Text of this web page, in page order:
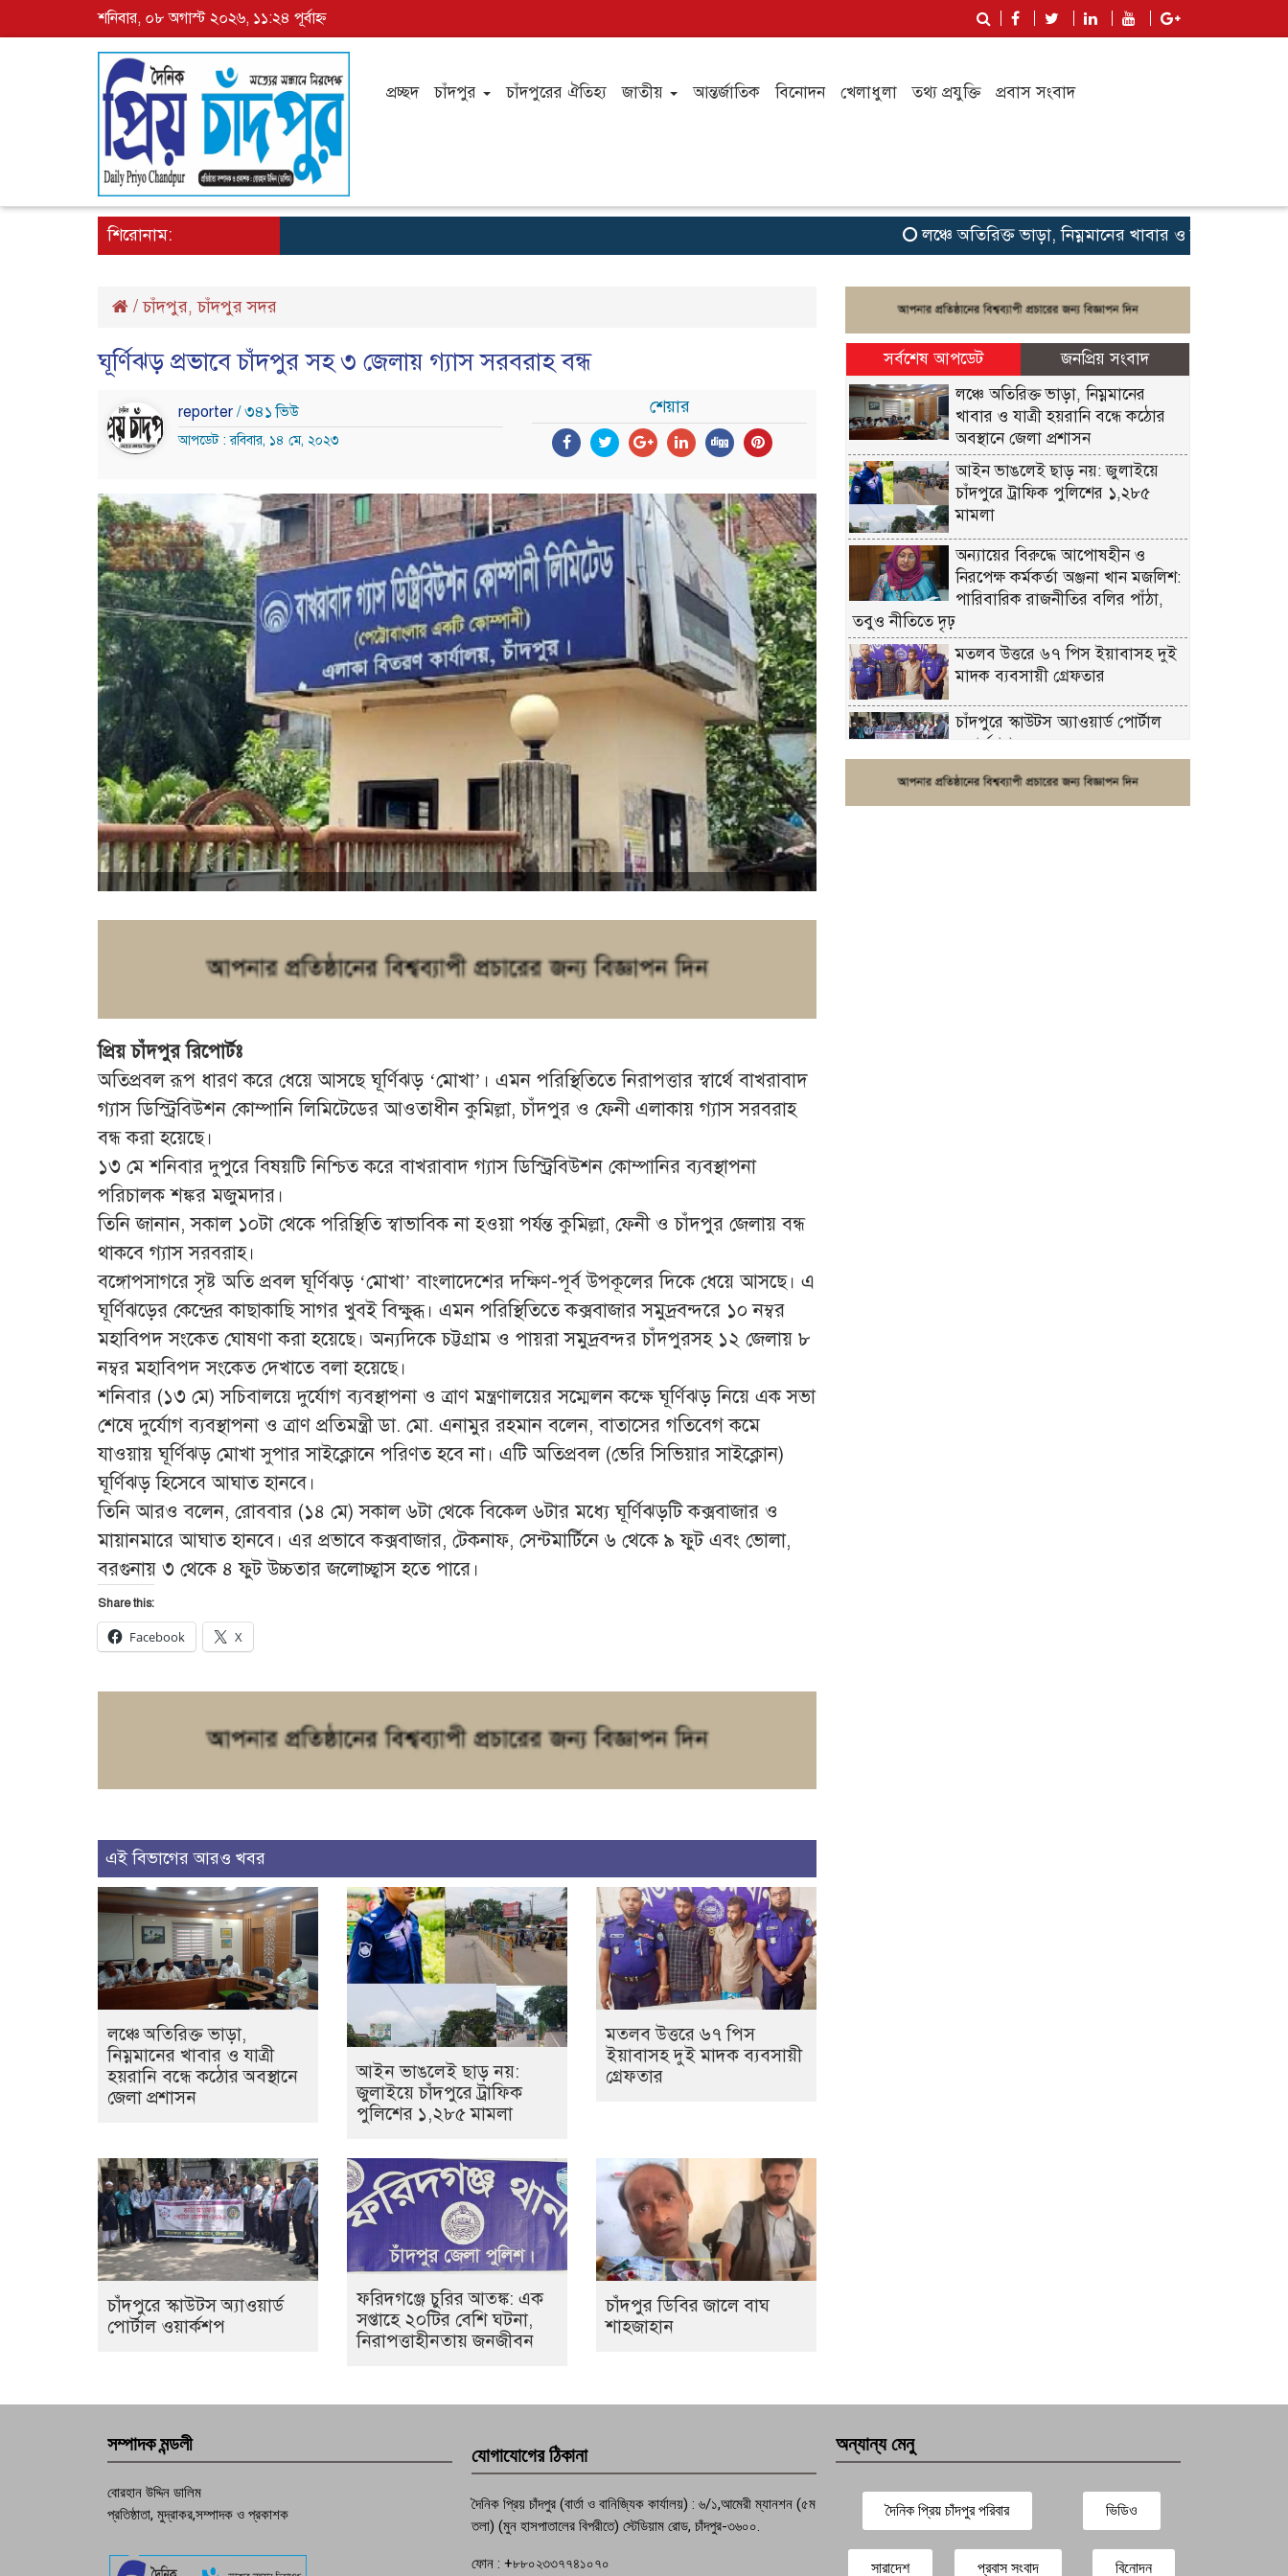
শনিবার, ০৮ অগাস্ট ২০২৬, ১১:২৪ পূর্বাহ্ন
প্রচ্ছদ চাঁদপুর চাঁদপুরের ঐতিহ্য জাতীয় আন্তর্জাতিক বিনোদন খেলাধুলা তথ্য প্রযুক্তি প্রবাস সংবাদ
শিরোনাম: লঞ্চে অতিরিক্ত ভাড়া, নিম্নমানের খাবার ও যাত্রী হয়রানি
/চাঁদপুর,চাঁদপুর সদর
ঘূর্ণিঝড় প্রভাবে চাঁদপুর সহ ৩ জেলায় গ্যাস সরবরাহ বন্ধ
reporter / ৩৪১ ভিউ
আপডেট : রবিবার, ১৪ মে, ২০২৩
শেয়ার
প্রিয় চাঁদপুর রিপোর্টঃ
অতিপ্রবল রূপ ধারণ করে ধেয়ে আসছে ঘূর্ণিঝড় ‘মোখা’। এমন পরিস্থিতিতে নিরাপত্তার স্বার্থে বাখরাবাদ
গ্যাস ডিস্ট্রিবিউশন কোম্পানি লিমিটেডের আওতাধীন কুমিল্লা, চাঁদপুর ও ফেনী এলাকায় গ্যাস সরবরাহ
বন্ধ করা হয়েছে।
১৩ মে শনিবার দুপুরে বিষয়টি নিশ্চিত করে বাখরাবাদ গ্যাস ডিস্ট্রিবিউশন কোম্পানির ব্যবস্থাপনা
পরিচালক শঙ্কর মজুমদার।
তিনি জানান, সকাল ১০টা থেকে পরিস্থিতি স্বাভাবিক না হওয়া পর্যন্ত কুমিল্লা, ফেনী ও চাঁদপুর জেলায় বন্ধ
থাকবে গ্যাস সরবরাহ।
বঙ্গোপসাগরে সৃষ্ট অতি প্রবল ঘূর্ণিঝড় ‘মোখা’ বাংলাদেশের দক্ষিণ-পূর্ব উপকূলের দিকে ধেয়ে আসছে। এ
ঘূর্ণিঝড়ের কেন্দ্রের কাছাকাছি সাগর খুবই বিক্ষুব্ধ। এমন পরিস্থিতিতে কক্সবাজার সমুদ্রবন্দরে ১০ নম্বর
মহাবিপদ সংকেত ঘোষণা করা হয়েছে। অন্যদিকে চট্টগ্রাম ও পায়রা সমুদ্রবন্দর চাঁদপুরসহ ১২ জেলায় ৮
নম্বর মহাবিপদ সংকেত দেখাতে বলা হয়েছে।
শনিবার (১৩ মে) সচিবালয়ে দুর্যোগ ব্যবস্থাপনা ও ত্রাণ মন্ত্রণালয়ের সম্মেলন কক্ষে ঘূর্ণিঝড় নিয়ে এক সভা
শেষে দুর্যোগ ব্যবস্থাপনা ও ত্রাণ প্রতিমন্ত্রী ডা. মো. এনামুর রহমান বলেন, বাতাসের গতিবেগ কমে
যাওয়ায় ঘূর্ণিঝড় মোখা সুপার সাইক্লোনে পরিণত হবে না। এটি অতিপ্রবল (ভেরি সিভিয়ার সাইক্লোন)
ঘূর্ণিঝড় হিসেবে আঘাত হানবে।
তিনি আরও বলেন, রোববার (১৪ মে) সকাল ৬টা থেকে বিকেল ৬টার মধ্যে ঘূর্ণিঝড়টি কক্সবাজার ও
মায়ানমারে আঘাত হানবে। এর প্রভাবে কক্সবাজার, টেকনাফ, সেন্টমার্টিনে ৬ থেকে ৯ ফুট এবং ভোলা,
বরগুনায় ৩ থেকে ৪ ফুট উচ্চতার জলোচ্ছ্বাস হতে পারে।
Share this:
Facebook X
এই বিভাগের আরও খবর
লঞ্চে অতিরিক্ত ভাড়া,
নিম্নমানের খাবার ও যাত্রী
হয়রানি বন্ধে কঠোর অবস্থানে
জেলা প্রশাসন
আইন ভাঙলেই ছাড় নয়:
জুলাইয়ে চাঁদপুরে ট্রাফিক
পুলিশের ১,২৮৫ মামলা
মতলব উত্তরে ৬৭ পিস
ইয়াবাসহ দুই মাদক ব্যবসায়ী
গ্রেফতার
চাঁদপুরে স্কাউটস অ্যাওয়ার্ড
পোর্টাল ওয়ার্কশপ
ফরিদগঞ্জে চুরির আতঙ্ক: এক
সপ্তাহে ২০টির বেশি ঘটনা,
নিরাপত্তাহীনতায় জনজীবন
চাঁদপুর ডিবির জালে বাঘ
শাহজাহান
সর্বশেষ আপডেট
জনপ্রিয় সংবাদ
লঞ্চে অতিরিক্ত ভাড়া, নিম্নমানের
খাবার ও যাত্রী হয়রানি বন্ধে কঠোর
অবস্থানে জেলা প্রশাসন
আইন ভাঙলেই ছাড় নয়: জুলাইয়ে
চাঁদপুরে ট্রাফিক পুলিশের ১,২৮৫
মামলা
অন্যায়ের বিরুদ্ধে আপোষহীন ও
নিরপেক্ষ কর্মকর্তা অঞ্জনা খান মজলিশ:
পারিবারিক রাজনীতির বলির পাঁঠা,
তবুও নীতিতে দৃঢ়
মতলব উত্তরে ৬৭ পিস ইয়াবাসহ দুই
মাদক ব্যবসায়ী গ্রেফতার
চাঁদপুরে স্কাউটস অ্যাওয়ার্ড পোর্টাল
ওয়ার্কশপ
ফরিদগঞ্জে চুরির আতঙ্ক: এক সপ্তাহে
২০টির বেশি ঘটনা, নিরাপত্তাহীনতায়
সম্পাদক মন্ডলী
বোরহান উদ্দিন ডালিম
প্রতিষ্ঠাতা, মুদ্রাকর,সম্পাদক ও প্রকাশক
যোগাযোগের ঠিকানা
দৈনিক প্রিয় চাঁদপুর (বার্তা ও বানিজ্যিক কার্যালয়) : ৬/১,আমেরী ম্যানশন (৫ম
তলা) (মুন হাসপাতালের বিপরীতে) স্টেডিয়াম রোড, চাঁদপুর-৩৬০০.
ফোন : +৮৮০২৩৩৭৭৪১০৭০
অন্যান্য মেনু
দৈনিক প্রিয় চাঁদপুর পরিবার ভিডিও
সারাদেশ প্রবাস সংবাদ বিনোদন